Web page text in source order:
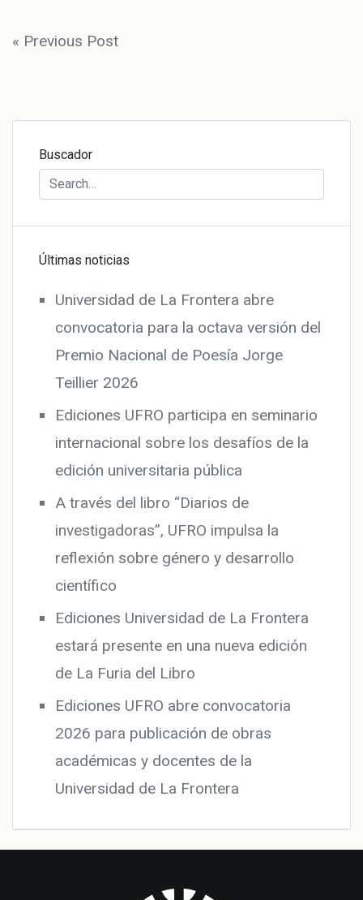
Navegación
« Previous Post
Buscador
Últimas noticias
Universidad de La Frontera abre
convocatoria para la octava versión del
Premio Nacional de Poesía Jorge
Teillier 2026
Ediciones UFRO participa en seminario
internacional sobre los desafíos de la
edición universitaria pública
A través del libro “Diarios de
investigadoras”, UFRO impulsa la
reflexión sobre género y desarrollo
científico
Ediciones Universidad de La Frontera
estará presente en una nueva edición
de La Furia del Libro
Ediciones UFRO abre convocatoria
2026 para publicación de obras
académicas y docentes de la
Universidad de La Frontera